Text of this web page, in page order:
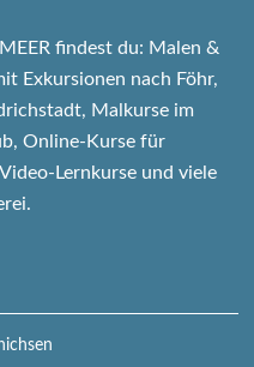
findest du: Malen &
Exkursionen nach Föhr,
Malkurse im
Online-Kurse für
Lernkurse und viele